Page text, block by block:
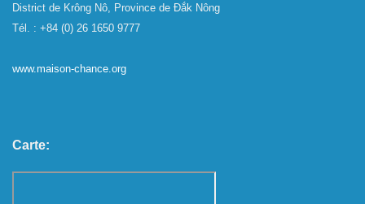
District de Krông Nô, Province de Đắk Nông
Tél. : +84 (0) 26 1650 9777
www.maison-chance.org
Carte: